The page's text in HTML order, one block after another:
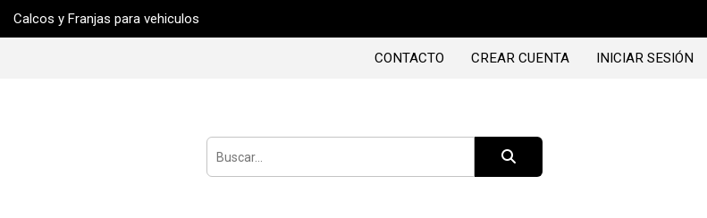
Calcos y Franjas para vehiculos
CONTACTO CREAR CUENTA INICIAR SESIÓN